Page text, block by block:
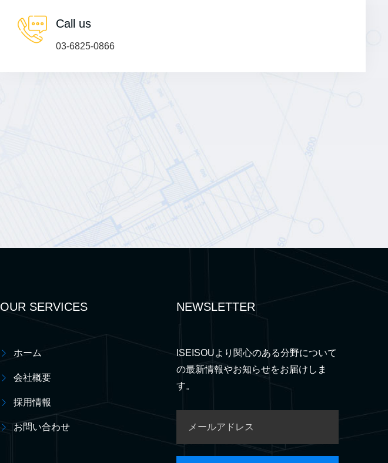
Call us
03-6825-0866
OUR SERVICES
ホーム
会社概要
採用情報
お問い合わせ
NEWSLETTER
ISEISOUより関心のある分野について
の最新情報やお知らせをお届けしま
す。